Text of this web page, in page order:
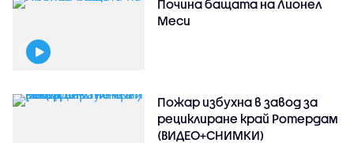
Почина бащата на Лионел
Меси
Пожар избухна в завод за
рециклиране край Ротердам
(ВИДЕО+СНИМКИ)